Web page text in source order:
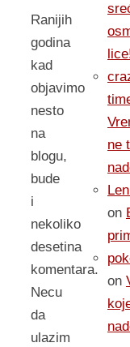
Ranijih
godina
kad
objavimo
nesto
na
blogu,
bude
i
nekoliko
desetina
komentara.
Necu
da
ulazim
ne
on
on